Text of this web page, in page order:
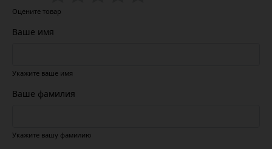
Оцените товар
Ваше имя
Укажите ваше имя
Ваше фамилия
Укажите вашу фамилию